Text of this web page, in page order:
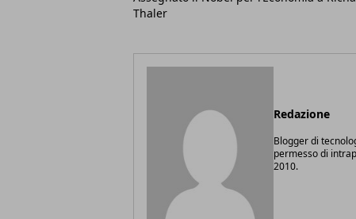
Thaler
Redazione
Blogger di
permesso di
2010.